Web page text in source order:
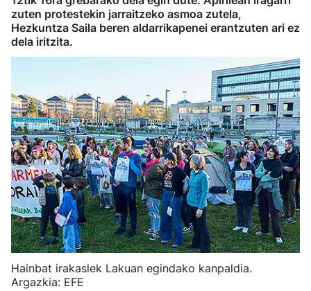
zuten protestekin jarraitzeko asmoa zutela,
Hezkuntza Saila beren aldarrikapenei erantzuten ari ez
dela iritzita.
Hainbat irakaslek Lakuan egindako kanpaldia.
Argazkia: EFE